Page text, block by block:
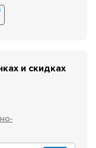
и скидках